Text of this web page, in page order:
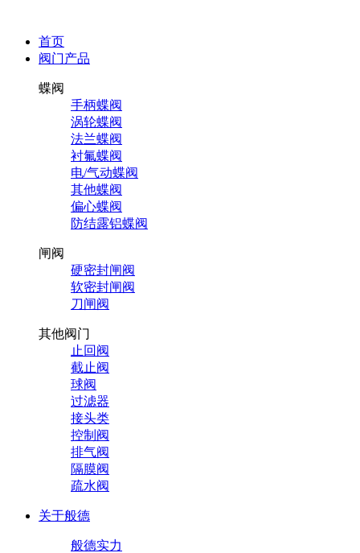
首页
阀门产品
蝶阀
手柄蝶阀
涡轮蝶阀
法兰蝶阀
衬氟蝶阀
电/气动蝶阀
其他蝶阀
偏心蝶阀
防结露铝蝶阀
闸阀
硬密封闸阀
软密封闸阀
刀闸阀
其他阀门
止回阀
截止阀
球阀
过滤器
接头类
控制阀
排气阀
隔膜阀
疏水阀
关于般德
般德实力